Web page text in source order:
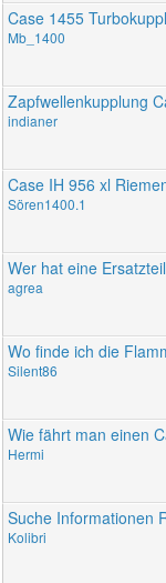
Case 1455
Mb_1400
Zapfwellenkupplung
indianer
Case IH 956 xl
Sören1400.1
Wer hat eine
agrea
Wo finde ich die
Silent86
Wie fährt man einen
Hermi
Suche Informationen
Kolibri